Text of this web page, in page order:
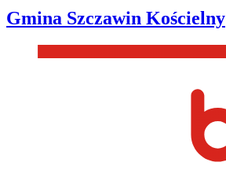
Gmina Szczawin Kościelny